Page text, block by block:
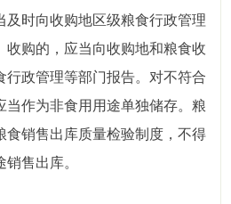
及时向收购地区级粮食行政管理
收购的，应当向收购地和粮食收
行政管理等部门报告。对不符合
当作为非食用用途单独储存。粮
食销售出库质量检验制度，不得
售出库。